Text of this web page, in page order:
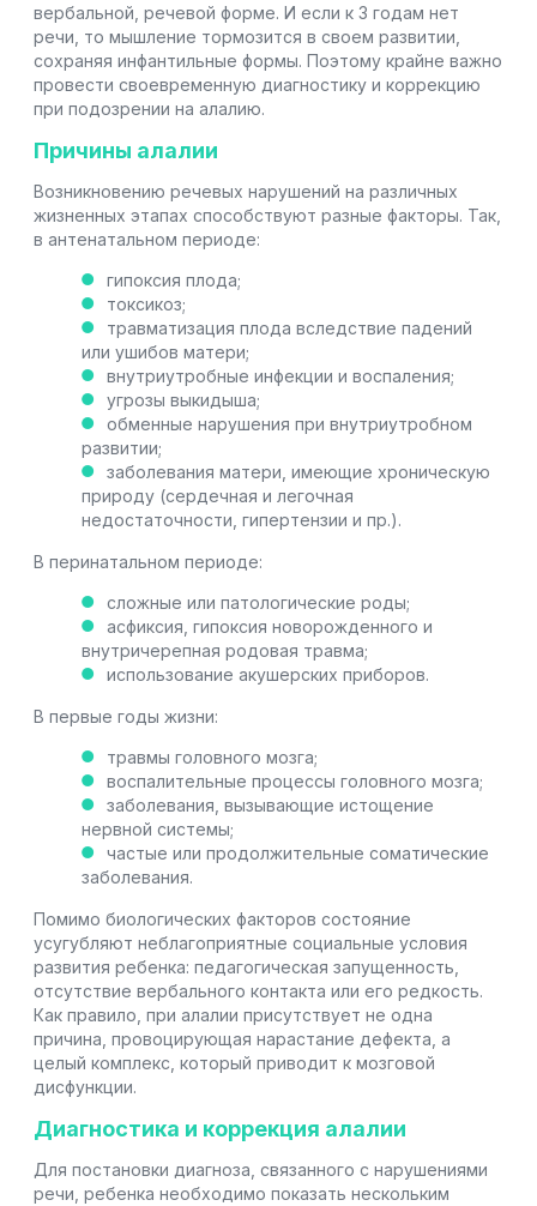
вербальной, речевой форме. И если к 3 годам нет
речи, то мышление тормозится в своем развитии,
сохраняя инфантильные формы. Поэтому крайне важно
провести своевременную диагностику и коррекцию
при подозрении на алалию.
Причины алалии
Возникновению речевых нарушений на различных
жизненных этапах способствуют разные факторы. Так,
в антенатальном периоде:
гипоксия плода;
токсикоз;
травматизация плода вследствие падений
или ушибов матери;
внутриутробные инфекции и воспаления;
угрозы выкидыша;
обменные нарушения при внутриутробном
развитии;
заболевания матери, имеющие хроническую
природу (сердечная и легочная
недостаточности, гипертензии и пр.).
В перинатальном периоде:
сложные или патологические роды;
асфиксия, гипоксия новорожденного и
внутричерепная родовая травма;
использование акушерских приборов.
В первые годы жизни:
травмы головного мозга;
воспалительные процессы головного мозга;
заболевания, вызывающие истощение
нервной системы;
частые или продолжительные соматические
заболевания.
Помимо биологических факторов состояние
усугубляют неблагоприятные социальные условия
развития ребенка: педагогическая запущенность,
отсутствие вербального контакта или его редкость.
Как правило, при алалии присутствует не одна
причина, провоцирующая нарастание дефекта, а
целый комплекс, который приводит к мозговой
дисфункции.
Диагностика и коррекция алалии
Для постановки диагноза, связанного с нарушениями
речи, ребенка необходимо показать нескольким